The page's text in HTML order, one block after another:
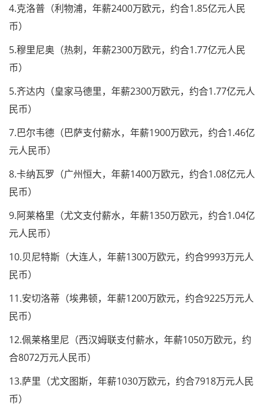
4.克洛普（利物浦，年薪2400万欧元，约合1.85亿元人民
币）
5.穆里尼奥（热刺，年薪2300万欧元，约合1.77亿元人民
币）
5.齐达内（皇家马德里，年薪2300万欧元，约合1.77亿元人
民币）
7.巴尔韦德（巴萨支付薪水，年薪1900万欧元，约合1.46亿
元人民币）
8.卡纳瓦罗（广州恒大，年薪1400万欧元，约合1.08亿元人
民币）
9.阿莱格里（尤文支付薪水，年薪1350万欧元，约合1.04亿
元人民币）
10.贝尼特斯（大连人，年薪1300万欧元，约合9993万元人
民币）
11.安切洛蒂（埃弗顿，年薪1200万欧元，约合9225万元人
民币）
12.佩莱格里尼（西汉姆联支付薪水，年薪1050万欧元，约
合8072万元人民币）
13.萨里（尤文图斯，年薪1030万欧元，约合7918万元人民
币）